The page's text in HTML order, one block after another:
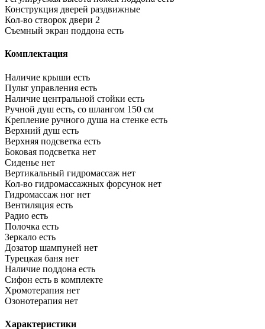
Конструкция дверей раздвижные
Кол-во створок двери 2
Съемный экран поддона есть
Комплектация
Наличие крыши есть
Пульт управления есть
Наличие центральной стойки есть
Ручной душ есть, со шлангом 150 см
Крепление ручного душа на стенке есть
Верхний душ есть
Верхняя подсветка есть
Боковая подсветка нет
Сиденье нет
Вертикальный гидромассаж нет
Кол-во гидромассажных форсунок нет
Гидромассаж ног нет
Вентиляция есть
Радио есть
Полочка есть
Зеркало есть
Дозатор шампуней нет
Турецкая баня нет
Наличие поддона есть
Сифон есть в комплекте
Хромотерапия нет
Озонотерапия нет
Характеристики